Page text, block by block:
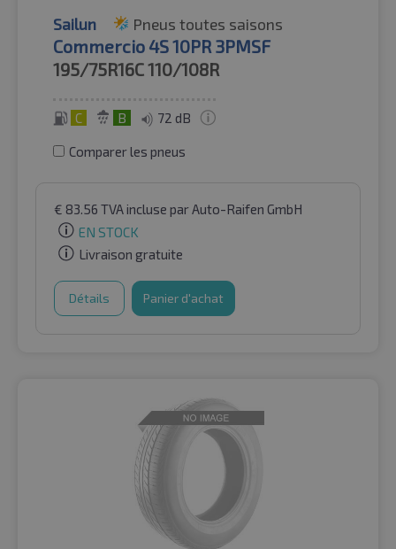
Sailun Pneus toutes saisons
Commercio 4S 10PR 3PMSF
195/75R16C110/108R
C B 72 dB
Comparer les pneus
€ 83.56 TVA incluse par Auto-Raifen GmbH
EN STOCK
Livraison gratuite
Détails Panier d'achat